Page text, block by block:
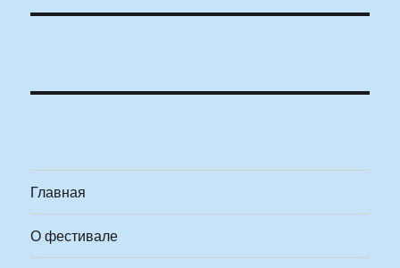
Главная
О фестивале